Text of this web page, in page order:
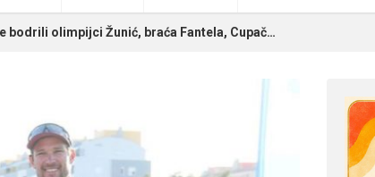
bodrili olimpijci Žunić, braća Fantela, Cupač…